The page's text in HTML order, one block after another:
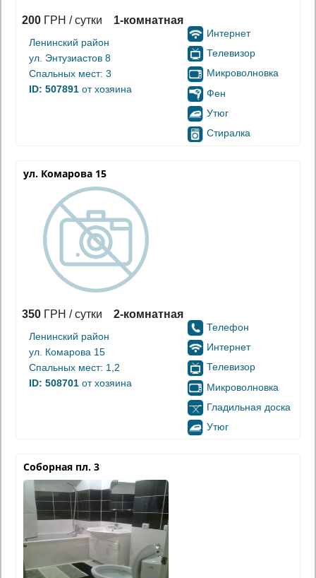
200 ГРН / сутки 1-комнатная
Ленинский район
ул. Энтузиастов 8
Спальных мест: 3
ID: 507891 от хозяина
Интернет
Телевизор
Микроволновка
Фен
Утюг
Стиралка
ул. Комарова 15
350 ГРН / сутки 2-комнатная
Ленинский район
ул. Комарова 15
Спальных мест: 1,2
ID: 508701 от хозяина
Телефон
Интернет
Телевизор
Микроволновка
Гладильная доска
Утюг
Соборная пл. 3